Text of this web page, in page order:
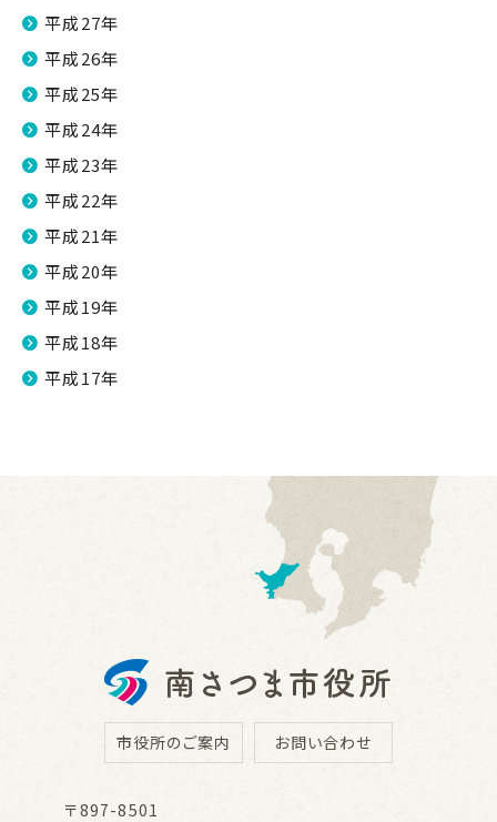
平成27年
平成26年
平成25年
平成24年
平成23年
平成22年
平成21年
平成20年
平成19年
平成18年
平成17年
市役所のご案内 お問い合わせ
〒897-8501